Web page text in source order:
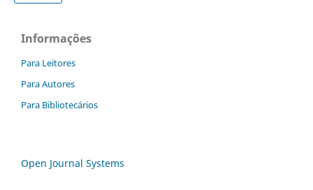
Informações
Para Leitores
Para Autores
Para Bibliotecários
Open Journal Systems